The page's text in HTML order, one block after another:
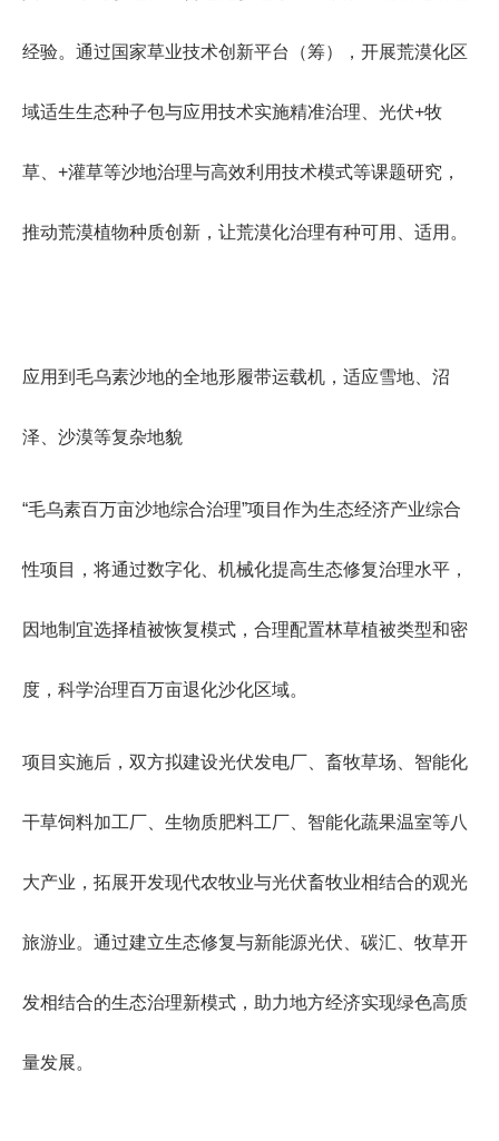
经验。通过国家草业技术创新平台（筹），开展荒漠化区
域适生生态种子包与应用技术实施精准治理、光伏+牧
草、+灌草等沙地治理与高效利用技术模式等课题研究，
推动荒漠植物种质创新，让荒漠化治理有种可用、适用。
应用到毛乌素沙地的全地形履带运载机，适应雪地、沼
泽、沙漠等复杂地貌
“毛乌素百万亩沙地综合治理”项目作为生态经济产业综合
性项目，将通过数字化、机械化提高生态修复治理水平，
因地制宜选择植被恢复模式，合理配置林草植被类型和密
度，科学治理百万亩退化沙化区域。
项目实施后，双方拟建设光伏发电厂、畜牧草场、智能化
干草饲料加工厂、生物质肥料工厂、智能化蔬果温室等八
大产业，拓展开发现代农牧业与光伏畜牧业相结合的观光
旅游业。通过建立生态修复与新能源光伏、碳汇、牧草开
发相结合的生态治理新模式，助力地方经济实现绿色高质
量发展。